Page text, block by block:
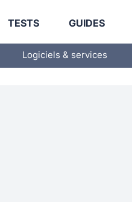
TESTS GUIDES
Logiciels & services